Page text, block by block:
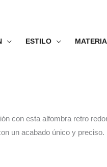
ESTILO
con esta alfombra retro
un acabado único y